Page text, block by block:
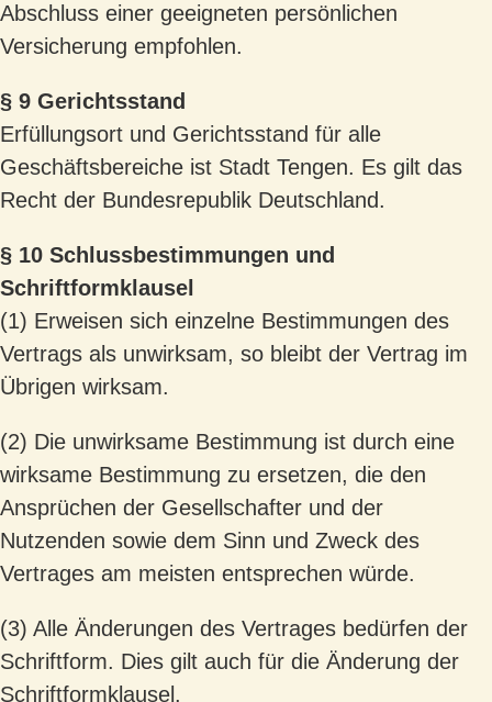
Abschluss einer geeigneten persönlichen
Versicherung empfohlen.
§ 9 Gerichtsstand
Erfüllungsort und Gerichtsstand für alle
Geschäftsbereiche ist Stadt Tengen. Es gilt das
Recht der Bundesrepublik Deutschland.
§ 10 Schlussbestimmungen und
Schriftformklausel
(1) Erweisen sich einzelne Bestimmungen des
Vertrags als unwirksam, so bleibt der Vertrag im
Übrigen wirksam.
(2) Die unwirksame Bestimmung ist durch eine
wirksame Bestimmung zu ersetzen, die den
Ansprüchen der Gesellschafter und der
Nutzenden sowie dem Sinn und Zweck des
Vertrages am meisten entsprechen würde.
(3) Alle Änderungen des Vertrages bedürfen der
Schriftform. Dies gilt auch für die Änderung der
Schriftformklausel.